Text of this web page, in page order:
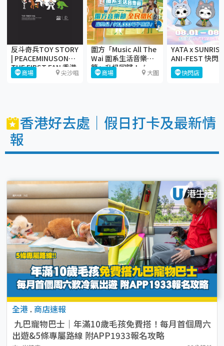
反斗奇兵TOY STORY
| PEACEMINUSONE:
THE FIRST FAN 香港
站 商場 尖沙咀
圍方「Music All The
Wai 圍系生活音樂
節」升級回歸！🎶
商場 大圍
YATA x
ANI-FEST 快閃
快閃店
香港好去處｜假日打卡及最新情
報
全港 . 商店速報
九巴寵物巴士｜年滿10歲毛孩免費搭！每月首個周六
出遊&5條專屬路線 附APP1933報名攻略